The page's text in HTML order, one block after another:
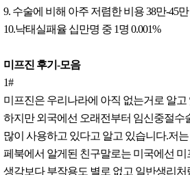
9. 수술에 비해 아주 저렴한 비용 38만-45만
10.낙태실패율 십만명 중 1명 0.001%
미프진 후기-모음
1#
미프진은 우리나라에 아직 없는거로 알고
하지만 외국에선 오래전부터 임신중절수
많이 사용하고 있다고 알고 있습니다.저
페북에서 알게된 친구말로는 미국에선
생각보다 부작용도 별로 없고 일반생리